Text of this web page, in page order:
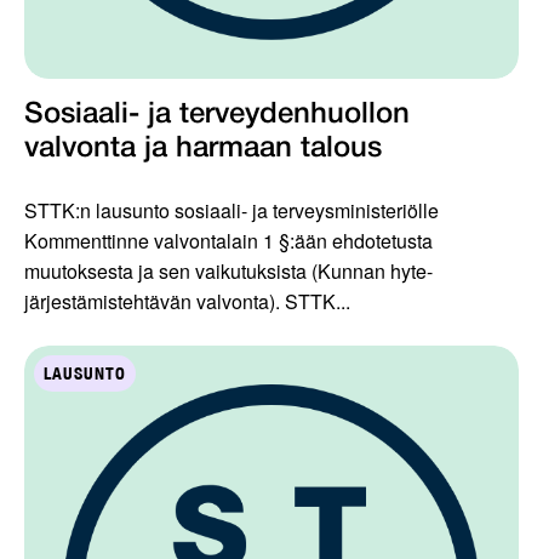
Sosiaali- ja terveydenhuollon
valvonta ja harmaan talous
STTK:n lausunto sosiaali- ja terveysministeriölle
Kommenttinne valvontalain 1 §:ään ehdotetusta
muutoksesta ja sen vaikutuksista (Kunnan hyte-
järjestämistehtävän valvonta). STTK...
LAUSUNTO